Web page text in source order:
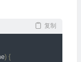
复制
) {